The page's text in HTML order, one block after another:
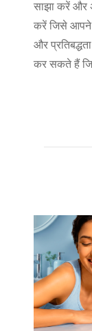
साझा करें और
करें जिसे आपने
और
कर सकते हैं